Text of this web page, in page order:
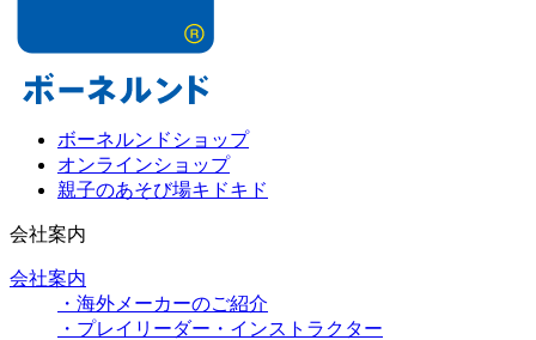
ボーネルンドショップ
オンラインショップ
親子のあそび場キドキド
会社案内
会社案内
・海外メーカーのご紹介
・プレイリーダー・インストラクター